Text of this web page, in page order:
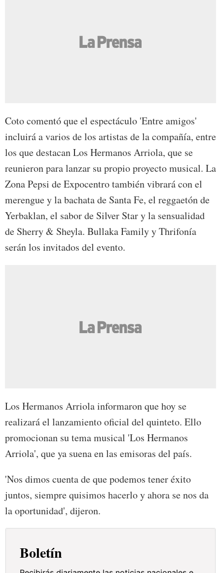
Coto comentó que el espectáculo 'Entre amigos'
incluirá a varios de los artistas de la compañía, entre
los que destacan Los Hermanos Arriola, que se
reunieron para lanzar su propio proyecto musical. La
Zona Pepsi de Expocentro también vibrará con el
merengue y la bachata de Santa Fe, el reggaetón de
Yerbaklan, el sabor de Silver Star y la sensualidad
de Sherry & Sheyla. Bullaka Family y Thrifonía
serán los invitados del evento.
Los Hermanos Arriola informaron que hoy se
realizará el lanzamiento oficial del quinteto. Ello
promocionan su tema musical 'Los Hermanos
Arriola', que ya suena en las emisoras del país.
'Nos dimos cuenta de que podemos tener éxito
juntos, siempre quisimos hacerlo y ahora se nos da
la oportunidad', dijeron.
Boletín